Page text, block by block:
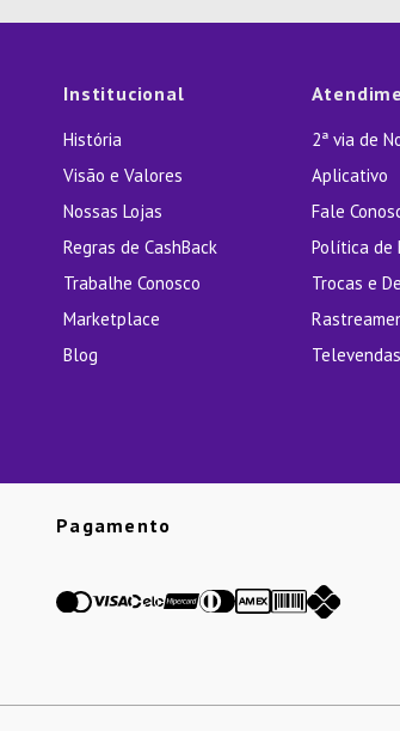
Institucional
História
Visão e Valores
Nossas Lojas
Regras de CashBack
Trabalhe Conosco
Marketplace
Blog
2ª via de
Aplicativo
Fale
Política de
Trocas e
Pagamento